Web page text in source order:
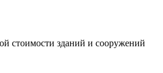
стоимости зданий и сооружений